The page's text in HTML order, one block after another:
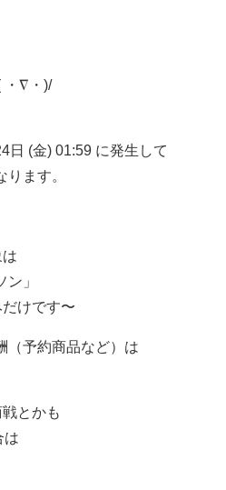
・∇・)/
日 (金) 01:59 に発生して
ます。
は
ン」
けです〜
（予約商品など）は
とかも
は